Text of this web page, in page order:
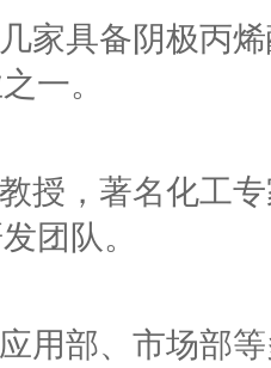
家具备阴极丙
一。
授，著名化工
团队。
用部、市场部